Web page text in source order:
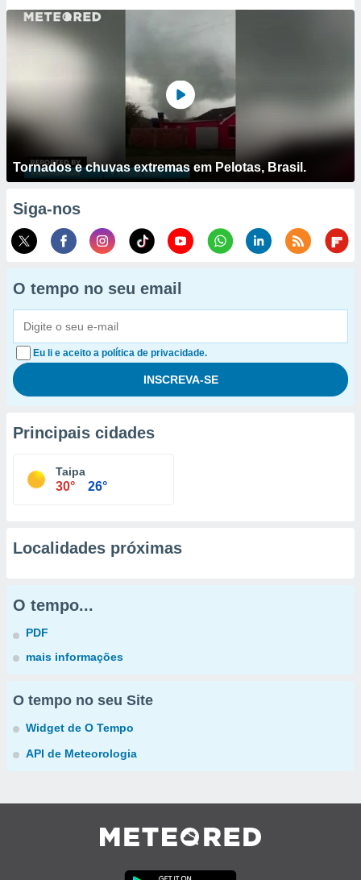
Tornados e chuvas extremas em Pelotas, Brasil.
Siga-nos
O tempo no seu email
Eu li e aceito a política de privacidade.
Principais cidades
Taipa
30° 26°
Localidades próximas
O tempo...
PDF
mais informações
O tempo no seu Site
Widget de O Tempo
API de Meteorologia